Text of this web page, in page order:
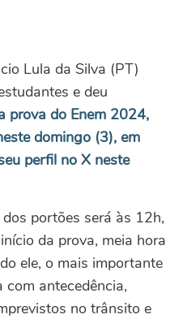
Lula da Silva (PT)
e deu
prova do Enem 2024,
domingo (3), em
perfil no X neste
portões será às 12h,
da prova, meia hora
ele, o mais importante
antecedência,
no trânsito e